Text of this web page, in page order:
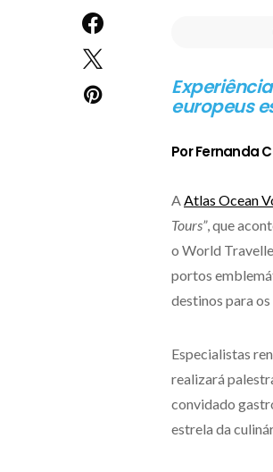
europeus
Por Fernanda
AAtlas Ocean
Tours”, que
o World
portos
destinos para os
Especialistas
realizará
convidado
estrela da